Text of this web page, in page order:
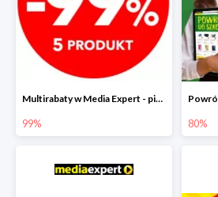
Multirabaty w Media Expert - piąty produkt -99%!
99% 80%